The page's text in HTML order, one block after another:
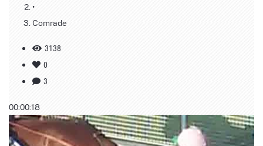
•
Comrade
3138
0
3
00:00:18